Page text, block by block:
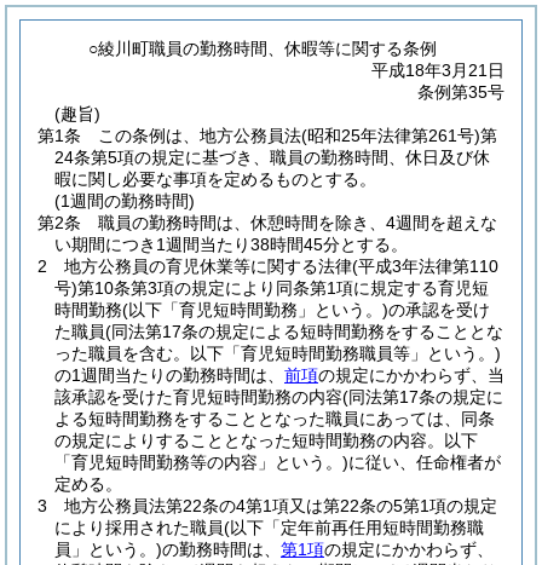
○綾川町職員の勤務時間、休暇等に関する条例
平成18年3月21日
条例第35号
(趣旨)
第1条
この条例は、地方公務員法(昭和25年法律第261号)第
24条第5項の規定に基づき、職員の勤務時間、休日及び休
暇に関し必要な事項を定めるものとする。
(1週間の勤務時間)
第2条
職員の勤務時間は、休憩時間を除き、4週間を超えな
い期間につき1週間当たり38時間45分とする。
2
地方公務員の育児休業等に関する法律(平成3年法律第110
号)第10条第3項の規定により同条第1項に規定する育児短
時間勤務(以下「育児短時間勤務」という。)の承認を受け
た職員(同法第17条の規定による短時間勤務をすることとな
った職員を含む。以下「育児短時間勤務職員等」という。)
の1週間当たりの勤務時間は、 前項の規定にかかわらず、当
該承認を受けた育児短時間勤務の内容(同法第17条の規定に
よる短時間勤務をすることとなった職員にあっては、同条
の規定によりすることとなった短時間勤務の内容。以下
「育児短時間勤務等の内容」という。)に従い、任命権者が
定める。
3
地方公務員法第22条の4第1項又は第22条の5第1項の規定
により採用された職員(以下「定年前再任用短時間勤務職
員」という。)の勤務時間は、 第1項の規定にかかわらず、